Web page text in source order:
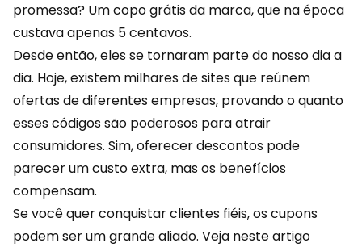
promessa? Um copo grátis da marca, que na época
custava apenas 5 centavos.
Desde então, eles se tornaram parte do nosso dia a
dia. Hoje, existem milhares de sites que reúnem
ofertasde diferentes empresas, provando o quanto
esses códigos são poderosos para atrair
consumidores. Sim, oferecer descontos pode
parecer um custo extra, mas os benefícios
compensam.
Se você quer conquistarclientes fiéis, os cupons
podem ser um grande aliado. Veja neste artigo